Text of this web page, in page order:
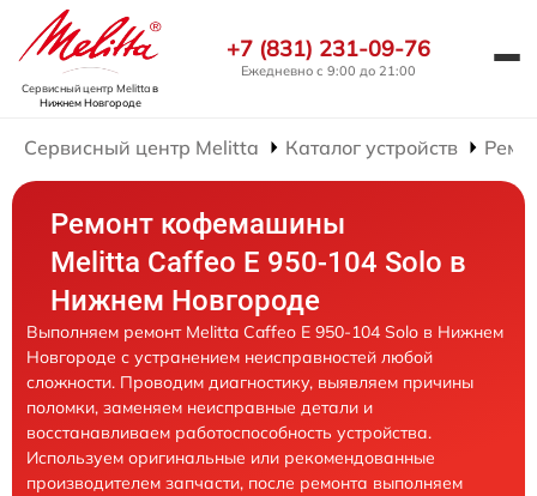
Сервисный центр Melittaв
Нижнем Новгороде
+7 (831) 231-09-76
Ежедневно с 9:00 до 21:00
Сервисный центр Melitta Каталог устройств
Ремонт кофемашины
Melitta Caffeo E 950-104 Solo в
Нижнем Новгороде
Выполняем ремонт Melitta Caffeo E 950-104 Solo в Нижнем
Новгороде с устранением неисправностей любой
сложности. Проводим диагностику, выявляем причины
поломки, заменяем неисправные детали и
восстанавливаем работоспособность устройства.
Используем оригинальные или рекомендованные
производителем запчасти, после ремонта выполняем